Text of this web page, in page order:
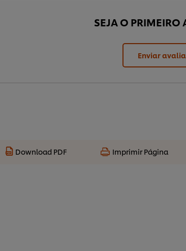
SEJA O PRIMEIRO
Enviar
Download PDF Imprimir Página